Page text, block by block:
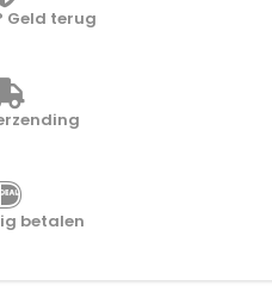
Geld terug
betalen